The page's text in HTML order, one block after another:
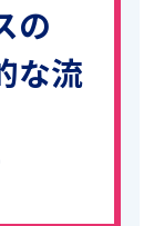
の
な流